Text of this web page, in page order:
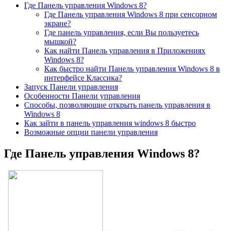
Где Панель управления Windows 8?
Где Панель управления Windows 8 при сенсорном
экране?
Где панель управления, если Вы пользуетесь
мышкой?
Как найти Панель управления в Приложениях
Windows 8?
Как быстро найти Панель управления Windows 8 в
интерфейсе Классика?
Запуск Панели управления
Особенности Панели управления
Способы, позволяющие открыть панель управления в
Windows 8
Как зайти в панель управления windows 8 быстро
Возможные опции панели управления
Где Панель управления Windows 8?